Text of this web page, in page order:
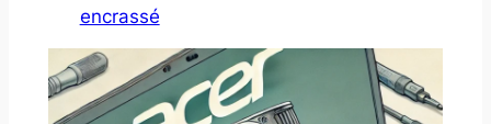
encrassé